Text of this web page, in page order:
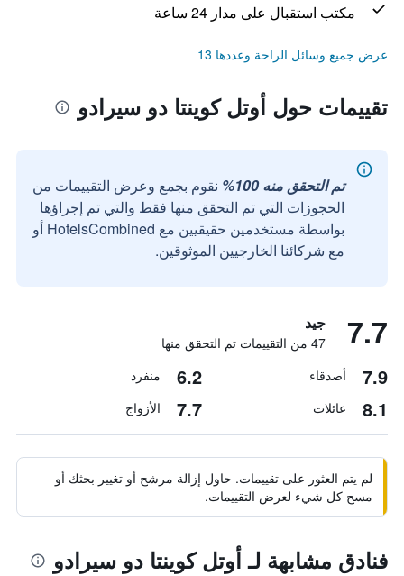
مكتب استقبال على مدار 24 ساعة
عرض جميع وسائل الراحة وعددها 13
تقييمات حول أوتل كوينتا دو سيرادو
تم التحقق منه 100%
نقوم بجمع وعرض التقييمات من
الحجوزات التي تم التحقق منها فقط والتي تم إجراؤها
بواسطة مستخدمين حقيقيين مع HotelsCombined أو
مع شركائنا الخارجيين الموثوقين.
7.7 جيد
47 من التقييمات تم التحقق منها
7.9 أصدقاء 6.2 منفرد
8.1 عائلات 7.7 الأزواج
لم يتم العثور على تقييمات. حاول إزالة مرشح أو تغيير بحثك أو
مسح كل شيء لعرض التقييمات.
فنادق مشابهة لـ أوتل كوينتا دو سيرادو